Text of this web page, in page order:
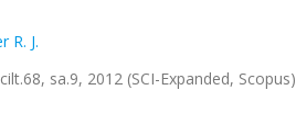
R. J.
sa.9, 2012 (SCI-Expanded, Scopus)